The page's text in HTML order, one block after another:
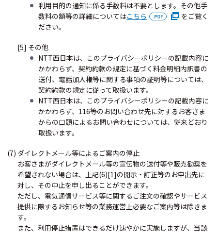
利用目的の通知に係る手数料は不要とします。その他手
数料の額等の詳細についてはこちら
をご覧く
ださい。
[5] その他
NTT西日本は、このプライバシーポリシーの記載内容に
かかわらず、契約約款の規定に基づく料金明細内訳書の
送付、電話加入権等に関する事項の証明等については、
契約約款の規定に従って取扱います。
NTT西日本は、このプライバシーポリシーの記載内容に
かかわらず、116等のお問い合わせ先に対するお客さま
からの口頭によるお問い合わせについては、従来どおり
取扱います。
(7) ダイレクトメール等によるご案内の停止
お客さまがダイレクトメール等の宣伝物の送付等や販売勧奨を
希望されない場合は、上記(6)[1]の開示・訂正等のお申出先に
対し、その中止を申し出ることができます。
ただし、電気通信サービス等に関するご注文の確認やサービス
提供に際するお知らせ等の業務運営上必要なご案内等は除きま
す。
また、利用停止措置はできるだけ速やかに実施しますが、当該